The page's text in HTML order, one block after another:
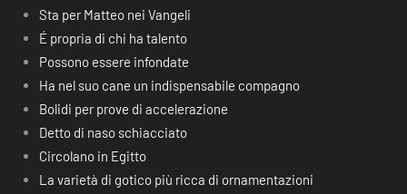
Sta per Matteo nei Vangeli
É propria di chi ha talento
Possono essere infondate
Ha nel suo cane un indispensabile compagno
Bolidi per prove di accelerazione
Detto di naso schiacciato
Circolano in Egitto
La varietà di gotico più ricca di ornamentazioni